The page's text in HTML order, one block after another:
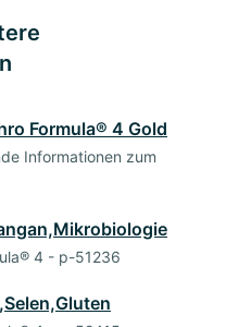
Formula® 4 Gold
Informationen zum
4 - p-51236